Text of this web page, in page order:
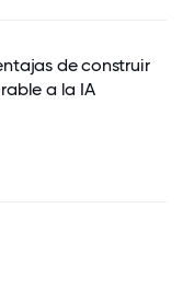
de construir
a la IA